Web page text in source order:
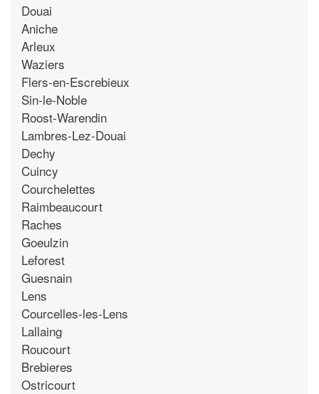
Douai
Aniche
Arleux
Waziers
Flers-en-Escrebieux
Sin-le-Noble
Roost-Warendin
Lambres-Lez-Douai
Dechy
Cuincy
Courchelettes
Raimbeaucourt
Raches
Goeulzin
Leforest
Guesnain
Lens
Courcelles-les-Lens
Lallaing
Roucourt
Brebieres
Ostricourt